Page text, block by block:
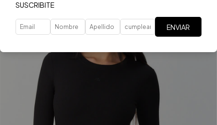
SUSCRIBITE
ENVIAR